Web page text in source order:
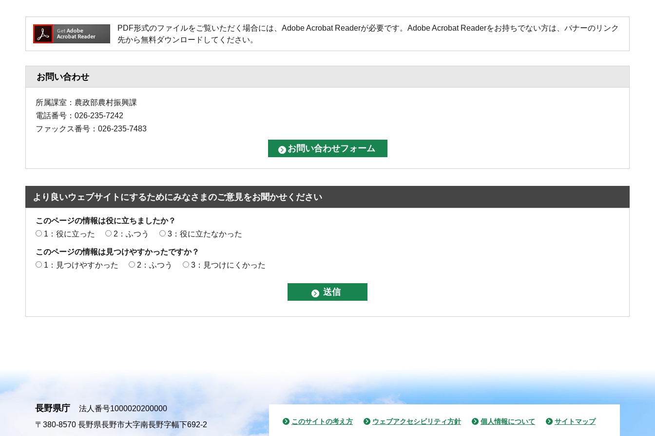
PDF形式のファイルをご覧いただく場合には、Adobe Acrobat Readerが必要です。Adobe Acrobat Readerをお持ちでない方は、バナーのリンク
先から無料ダウンロードしてください。
お問い合わせ
所属課室：農政部農村振興課
電話番号：026-235-7242
ファックス番号：026-235-7483
より良いウェブサイトにするためにみなさまのご意見をお聞かせください
このページの情報は役に立ちましたか？
1：役に立った
2：ふつう 3：役に立たなかった
このページの情報は見つけやすかったですか？
1：見つけやすかった
2：ふつう 3：見つけにくかった
長野県庁
法人番号1000020200000
〒380-8570 長野県長野市大字南長野字幅下692-2 このサイトの考え方 ウェブアクセシビリティ方針 個人情報について サイトマップ